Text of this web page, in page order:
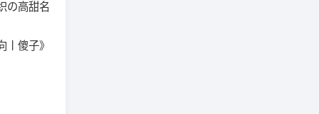
の高甜名
傻子》